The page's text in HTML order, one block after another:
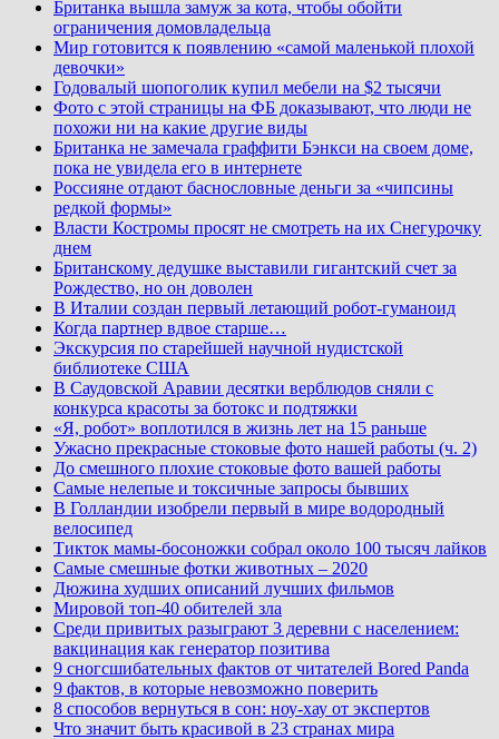
Британка вышла замуж за кота, чтобы обойти
ограничения домовладельца
Мир готовится к появлению «самой маленькой плохой
девочки»
Годовалый шопоголик купил мебели на $2 тысячи
Фото с этой страницы на ФБ доказывают, что люди не
похожи ни на какие другие виды
Британка не замечала граффити Бэнкси на своем доме,
пока не увидела его в интернете
Россияне отдают баснословные деньги за «чипсины
редкой формы»
Власти Костромы просят не смотреть на их Снегурочку
днем
Британскому дедушке выставили гигантский счет за
Рождество, но он доволен
В Италии создан первый летающий робот-гуманоид
Когда партнер вдвое старше…
Экскурсия по старейшей научной нудистской
библиотеке США
В Саудовской Аравии десятки верблюдов сняли с
конкурса красоты за ботокс и подтяжки
«Я, робот» воплотился в жизнь лет на 15 раньше
Ужасно прекрасные стоковые фото нашей работы (ч. 2)
До смешного плохие стоковые фото вашей работы
Самые нелепые и токсичные запросы бывших
В Голландии изобрели первый в мире водородный
велосипед
Тикток мамы-босоножки собрал около 100 тысяч лайков
Самые смешные фотки животных – 2020
Дюжина худших описаний лучших фильмов
Мировой топ-40 обителей зла
Среди привитых разыграют 3 деревни с населением:
вакцинация как генератор позитива
9 сногсшибательных фактов от читателей Bored Panda
9 фактов, в которые невозможно поверить
8 способов вернуться в сон: ноу-хау от экспертов
Что значит быть красивой в 23 странах мира